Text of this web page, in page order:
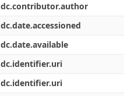
dc.contributor.author
dc.date.accessioned
dc.date.available
dc.identifier.uri
dc.identifier.uri